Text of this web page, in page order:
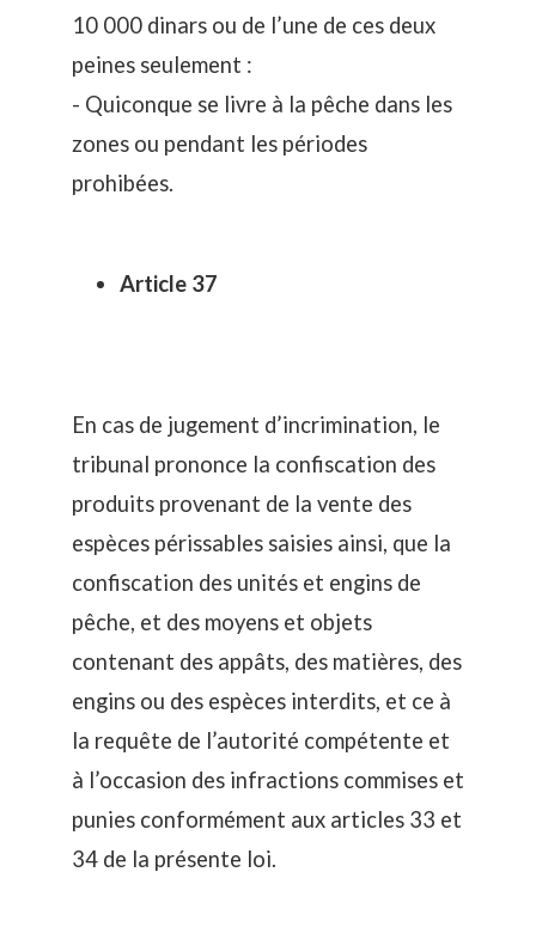
10 000 dinars ou de l’une de ces deux
peines seulement :
- Quiconque se livre à la pêche dans les
zones ou pendant les périodes
prohibées.
Article 37
En cas de jugement d’incrimination, le
tribunal prononce la confiscation des
produits provenant de la vente des
espèces périssables saisies ainsi, que la
confiscation des unités et engins de
pêche, et des moyens et objets
contenant des appâts, des matières, des
engins ou des espèces interdits, et ce à
la requête de l’autorité compétente et
à l’occasion des infractions commises et
punies conformément aux articles 33 et
34 de la présente loi.